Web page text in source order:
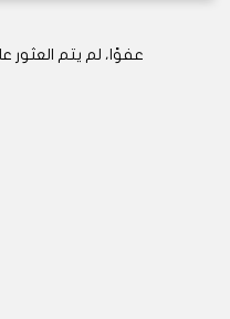
عفوًا، لم يتم العثور